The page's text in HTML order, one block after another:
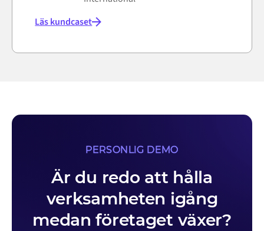
Läs kundcaset
PERSONLIG DEMO
Är du redo att hålla
verksamheten igång
medan företaget växer?